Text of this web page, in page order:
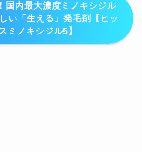
国内最大濃度ミノキシジル
い「生える」発毛剤【ヒッ
ミノキシジル5】